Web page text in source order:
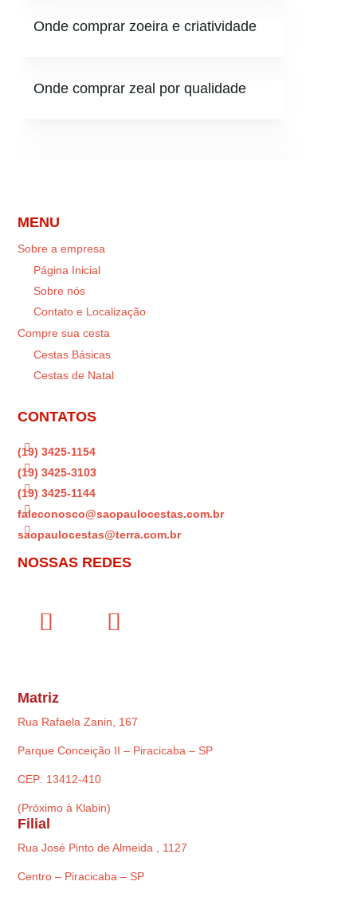
Onde comprar zoeira e criatividade
Onde comprar zeal por qualidade
MENU
Sobre a empresa
Página Inicial
Sobre nós
Contato e Localização
Compre sua cesta
Cestas Básicas
Cestas de Natal
CONTATOS

(19) 3425-1154

(19) 3425-3103

(19) 3425-1144

faleconosco@saopaulocestas.com.br

saopaulocestas@terra.com.br
NOSSAS REDES
Matriz
Rua Rafaela Zanin, 167
Parque Conceição II – Piracicaba – SP
CEP: 13412-410
(Próximo à Klabin)
Filial
Rua José Pinto de Almeida , 1127
Centro – Piracicaba – SP